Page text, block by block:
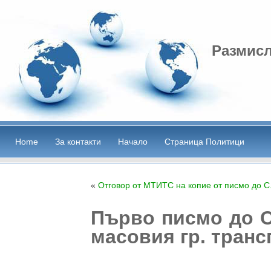
Home За контакти Начало Страница Политици
« Отговор от МТИТС на копие от писмо до
Първо писмо до
масовия гр.